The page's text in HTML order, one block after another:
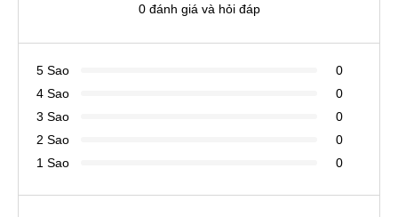
0 đánh giá và hỏi đáp
5 Sao
0
4 Sao
0
3 Sao
0
2 Sao
0
1 Sao
0